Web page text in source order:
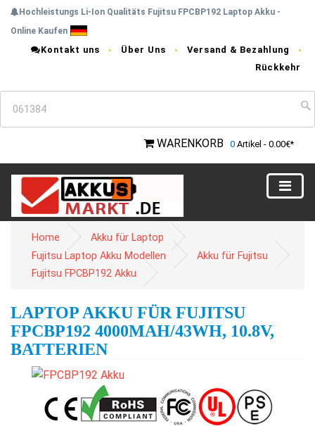
Hochleistungs Li-Ion Qualitäts Fujitsu FPCBP192 Laptop Akku -
Online Kaufen
Kontakt uns Über Uns
Versand & Bezahlung
Rückkehr
WARENKORB 0 Artikel - 0.00€*
Home
Akku für Laptop
Fujitsu Laptop Akku Modellen
Akku für Fujitsu
Fujitsu FPCBP192 Akku
LAPTOP AKKU FÜR FUJITSU
FPCBP192 4000MAH/43WH, 10.8V,
BATTERIEN